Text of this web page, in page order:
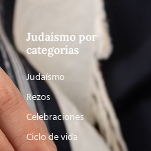
Judaísmo por
categorías
Judaísmo
Rezos
Celebraciones
Ciclo de vida